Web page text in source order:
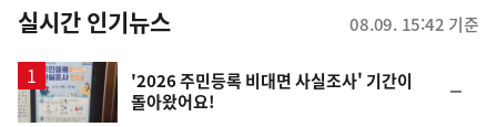
뉴
스
실시간 인기뉴스 08.09. 15:42 기준
'2026 주민등록 비대면 사실조사' 기간이
돌아왔어요!